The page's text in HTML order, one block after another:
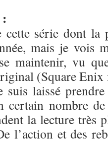
:
série dont la
mais je vois
maintenir, vu
(Square Enix
laissé
certain nombre
la lecture très
l’action et des